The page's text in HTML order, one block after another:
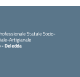
Statale Socio-
Artigianale
Deledda